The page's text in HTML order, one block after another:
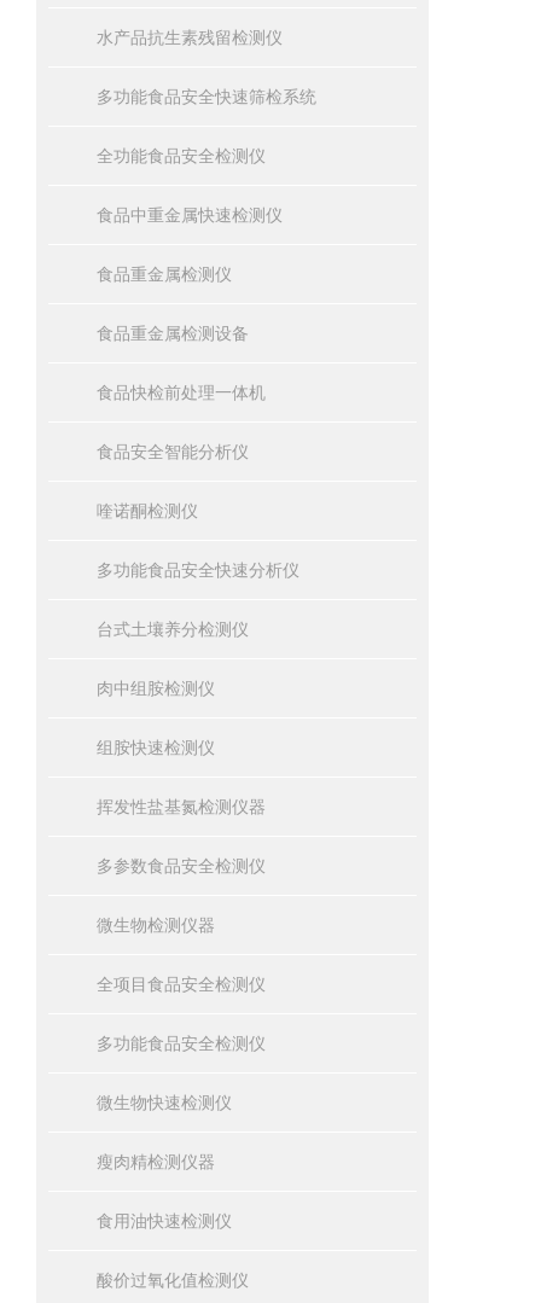
水产品抗生素残留检测仪
多功能食品安全快速筛检系统
全功能食品安全检测仪
食品中重金属快速检测仪
食品重金属检测仪
食品重金属检测设备
食品快检前处理一体机
食品安全智能分析仪
喹诺酮检测仪
多功能食品安全快速分析仪
台式土壤养分检测仪
肉中组胺检测仪
组胺快速检测仪
挥发性盐基氮检测仪器
多参数食品安全检测仪
微生物检测仪器
全项目食品安全检测仪
多功能食品安全检测仪
微生物快速检测仪
瘦肉精检测仪器
食用油快速检测仪
酸价过氧化值检测仪